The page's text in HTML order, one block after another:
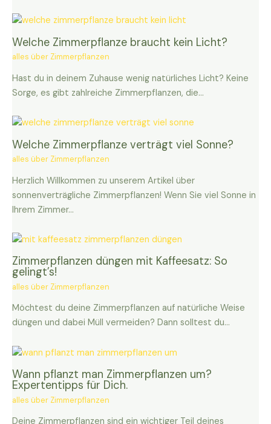
Welche Zimmerpflanze braucht kein Licht?
alles über Zimmerpflanzen
Hast du in deinem Zuhause wenig natürliches Licht? Keine
Sorge, es gibt zahlreiche Zimmerpflanzen, die…
Welche Zimmerpflanze verträgt viel Sonne?
alles über Zimmerpflanzen
Herzlich Willkommen zu unserem Artikel über
sonnenverträgliche Zimmerpflanzen! Wenn Sie viel Sonne in
Ihrem Zimmer…
Zimmerpflanzen düngen mit Kaffeesatz: So
gelingt’s!
alles über Zimmerpflanzen
Möchtest du deine Zimmerpflanzen auf natürliche Weise
düngen und dabei Müll vermeiden? Dann solltest du…
Wann pflanzt man Zimmerpflanzen um?
Expertentipps für Dich.
alles über Zimmerpflanzen
Deine Zimmerpflanzen sind ein wichtiger Teil deines